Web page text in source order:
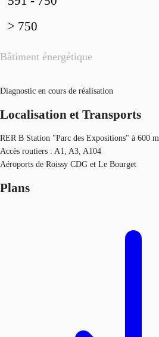
Bâtiment énergétique
> 750
Diagnostic en cours de réalisation
Localisation et Transports
RER B Station "Parc des Expositions" à 600 m
Accès routiers : A1, A3, A104
Aéroports de Roissy CDG et Le Bourget
Plans